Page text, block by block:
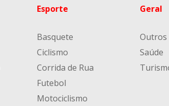
Esporte
Basquete
Ciclismo
Corrida de Rua
Futebol
Motociclismo
Geral
Outros
Saúde